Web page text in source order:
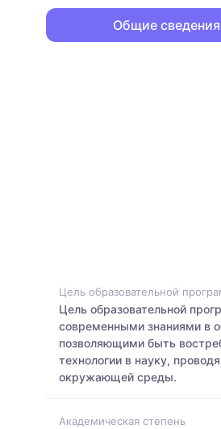
Общие сведения
Цель образовательной
Цель образовательной
современными знаниями в
позволяющими быть
технологии в науку,
окружающей среды.
Академическая степень